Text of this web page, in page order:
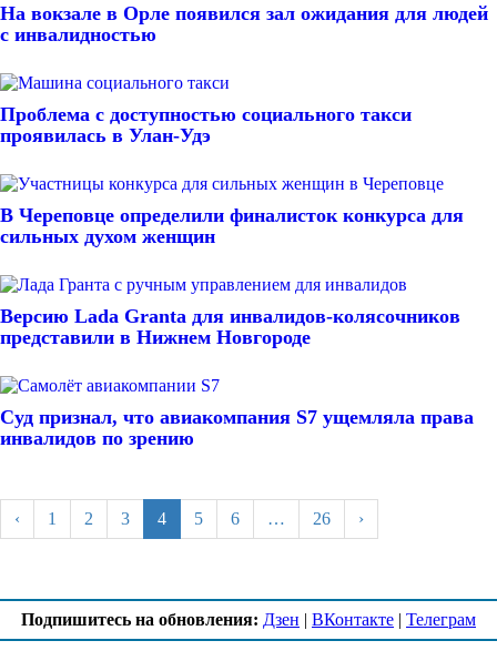
На вокзале в Орле появился зал ожидания для людей
с инвалидностью
Проблема с доступностью социального такси
проявилась в Улан-Удэ
В Череповце определили финалисток конкурса для
сильных духом женщин
Версию Lada Granta для инвалидов-колясочников
представили в Нижнем Новгороде
Суд признал, что авиакомпания S7 ущемляла права
инвалидов по зрению
‹ 1 2 3 4 5 6 … 26 ›
Подпишитесь на обновления: Дзен | ВКонтакте | Телеграм